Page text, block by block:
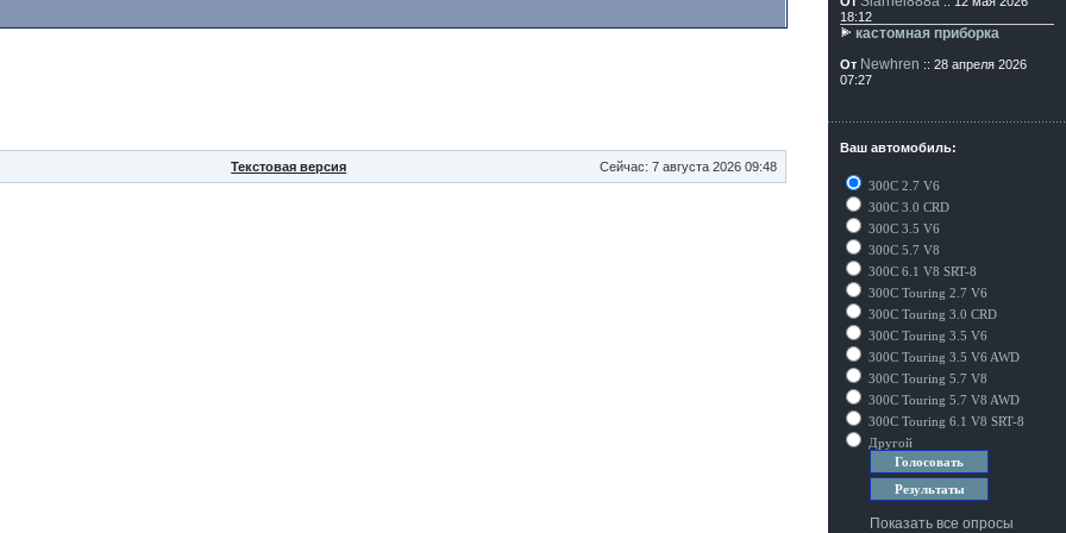
Текстовая версия Сейчас: 7 августа 2026 09:48
18:12
кастомная приборка
От Newhren :: 28 апреля 2026
07:27
Ваш автомобиль:
300C 2.7 V6
300C 3.0 CRD
300C 3.5 V6
300C 5.7 V8
300C 6.1 V8 SRT-8
300C Touring 2.7 V6
300C Touring 3.0 CRD
300C Touring 3.5 V6
300C Touring 3.5 V6 AWD
300C Touring 5.7 V8
300C Touring 5.7 V8 AWD
300C Touring 6.1 V8 SRT-8
Другой
Показать все опросы